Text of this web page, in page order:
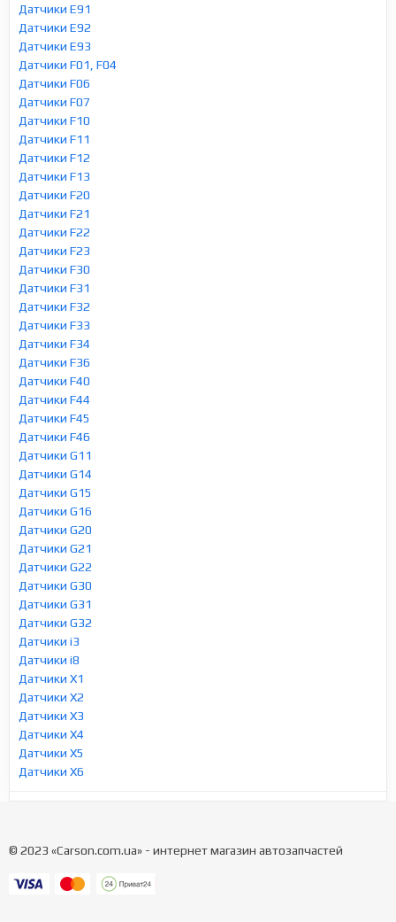
Датчики E91
Датчики E92
Датчики E93
Датчики F01, F04
Датчики F06
Датчики F07
Датчики F10
Датчики F11
Датчики F12
Датчики F13
Датчики F20
Датчики F21
Датчики F22
Датчики F23
Датчики F30
Датчики F31
Датчики F32
Датчики F33
Датчики F34
Датчики F36
Датчики F40
Датчики F44
Датчики F45
Датчики F46
Датчики G11
Датчики G14
Датчики G15
Датчики G16
Датчики G20
Датчики G21
Датчики G22
Датчики G30
Датчики G31
Датчики G32
Датчики i3
Датчики i8
Датчики X1
Датчики X2
Датчики X3
Датчики X4
Датчики X5
Датчики X6
© 2023 «Carson.com.ua» - интернет магазин автозапчастей